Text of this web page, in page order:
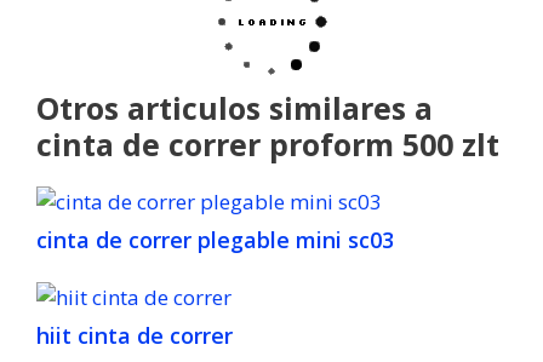
Otros articulos similares a
cinta de correr proform 500 zlt
cinta de correr plegable mini sc03
hiit cinta de correr